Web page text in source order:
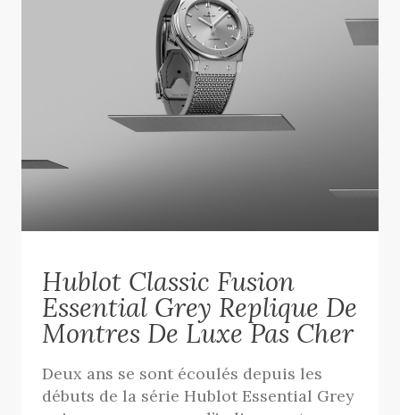
Hublot Classic Fusion
Essential Grey Replique De
Montres De Luxe Pas Cher
Deux ans se sont écoulés depuis les
débuts de la série Hublot Essential Grey